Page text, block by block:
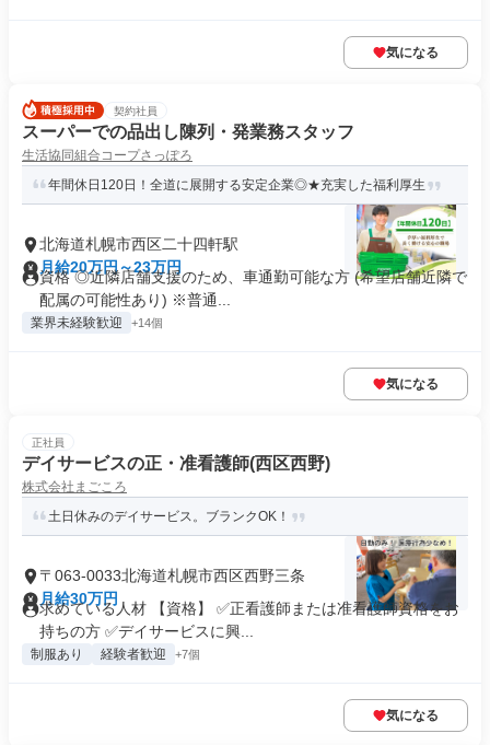
気になる
契約社員
スーパーでの品出し陳列・発業務スタッフ
生活協同組合コープさっぽろ
年間休日120日！全道に展開する安定企業◎★充実した福利厚生
北海道札幌市西区二十四軒駅
月給20万円～23万円
資格 ◎近隣店舗支援のため、車通勤可能な方 (希望店舗近隣で
配属の可能性あり) ※普通...
業界未経験歓迎 +14個
気になる
正社員
デイサービスの正・准看護師(西区西野)
株式会社まごころ
土日休みのデイサービス。ブランクOK！
〒063-0033北海道札幌市西区西野三条
月給30万円
求めている人材 【資格】 ✅正看護師または准看護師資格をお
持ちの方 ✅デイサービスに興...
制服あり 経験者歓迎 +7個
気になる